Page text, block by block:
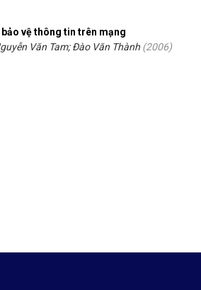
vệ thông tin trên mạng
Văn Tam; Đào Văn Thành (2006)